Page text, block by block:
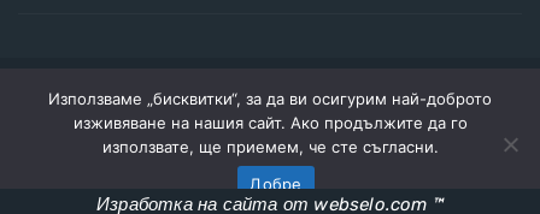
Copyright © 2026РилманВсички права запазени.
За нас Контакти
Изработка на сайта от webselo.com ™
Използваме „бисквитки“, за да ви осигурим най-доброто
изживяване на нашия сайт. Ако продължите да го
използвате, ще приемем, че сте съгласни.
Добре